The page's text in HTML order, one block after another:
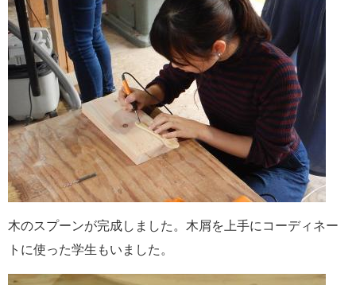
木のスプーンが完成しました。木屑を上手にコーディネー
トに使った学生もいました。